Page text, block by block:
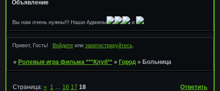
Объявление
Вы нам очень нужны!!! Наши Админы и
Привет, Гость! Войдитеили зарегистрируйтесь.
» Ролевыя игра фильма ***Клуб** » Город » Больница
Страница: « 1 16 17 18 Ответить